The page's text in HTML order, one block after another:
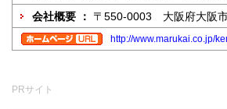
会社概要 ： 〒550-0003 大阪府大阪
http://www.marukai.co.jp/
PRサイト